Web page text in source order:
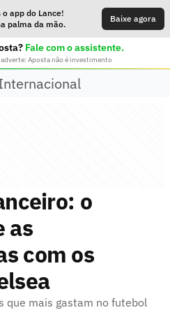
o app do Lance!
palma da mão.
Baixe agora
Fale com o assistente.
Aposta não é investimento
o
as
com os
que mais gastam no futebol